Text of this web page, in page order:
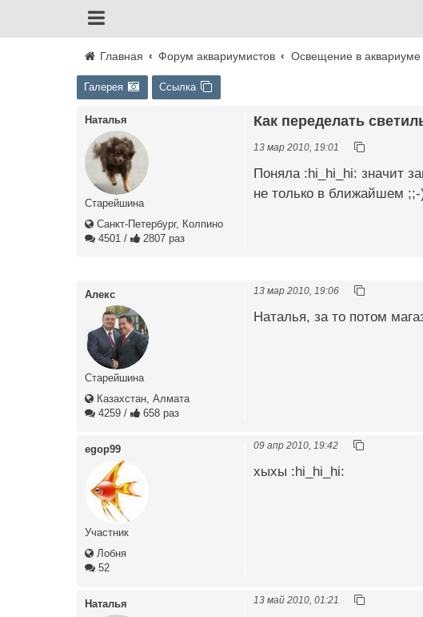
Главная Форум аквариумистов Освещение в аквариуме
Галерея Ссылка
Наталья
Старейшина
Санкт-Петербург, Колпино
4501 / 2807 раз
Как переделать
13 мар 2010, 19:01
Поняла :hi_hi_hi: значит
не только в ближайшем ;;-
Алекс
Старейшина
Казахстан, Алмата
4259 / 658 раз
13 мар 2010, 19:06
Наталья, за то потом
egop99
Участник
Лобня
52
09 апр 2010, 19:42
хыхы :hi_hi_hi:
Наталья 13 май 2010, 01:21